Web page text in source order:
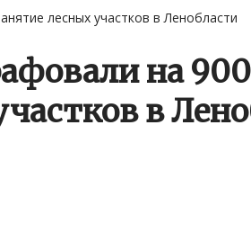
лесных участков в Ленобласти
на
в